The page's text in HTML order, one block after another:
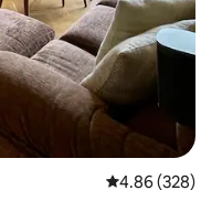
औसत रेटिंग 5 में से
4.86 (328)